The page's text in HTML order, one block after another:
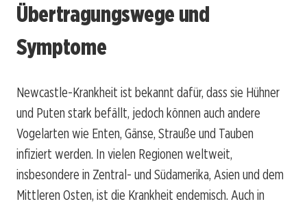
Übertragungswege und
Symptome
Newcastle-Krankheit ist bekannt dafür, dass sie Hühner
und Puten stark befällt, jedoch können auch andere
Vogelarten wie Enten, Gänse, Strauße und Tauben
infiziert werden. In vielen Regionen weltweit,
insbesondere in Zentral- und Südamerika, Asien und dem
Mittleren Osten, ist die Krankheit endemisch. Auch in